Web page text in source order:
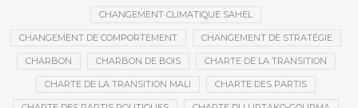
CHANGEMENT CLIMATIQUE SAHEL
CHANGEMENT DE COMPORTEMENT CHANGEMENT DE STRATÉGIE
CHARBON CHARBON DE BOIS CHARTE DE LA TRANSITION
CHARTE DE LA TRANSITION MALI CHARTE DES PARTIS